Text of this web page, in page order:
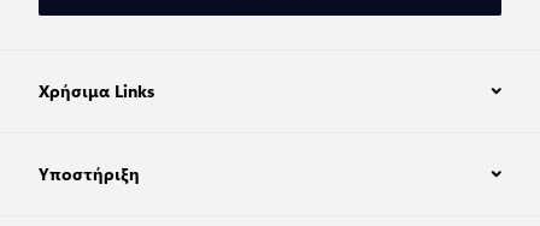
Χρήσιμα Links
Υποστήριξη